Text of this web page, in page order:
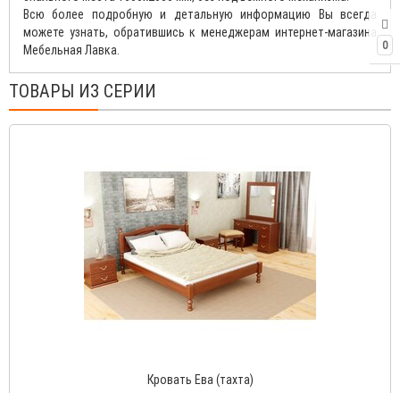
0
Всю более подробную и детальную информацию Вы всегда
можете узнать, обратившись к менеджерам интернет-магазина
Мебельная Лавка.
ТОВАРЫ ИЗ СЕРИИ
Кровать Ева (тахта)